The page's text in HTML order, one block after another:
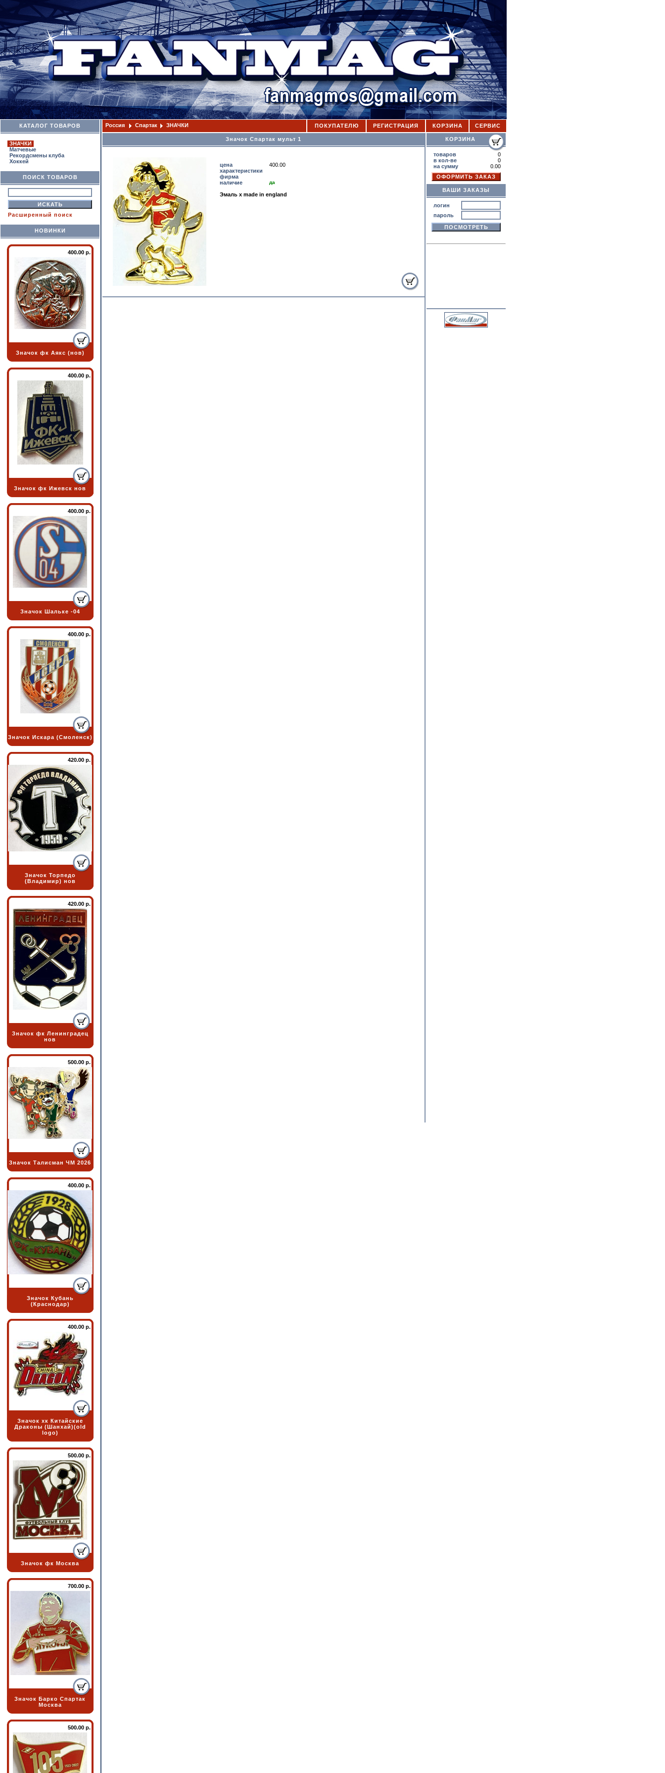
КАТАЛОГ ТОВАРОВ
ЗНАЧКИ
Матчевые
Рекордсмены клуба
Хоккей
ПОИСК ТОВАРОВ
Расширенный поиск
НОВИНКИ
400.00 р.
Значок фк Аякс (нов)
400.00 р.
Значок фк Ижевск нов
400.00 р.
Значок Шальке -04
400.00 р.
Значок Искара (Смоленск)
420.00 р.
Значок Торпедо
(Владимир) нов
420.00 р.
Значок фк Ленинградец
нов
500.00 р.
Значок Талисман ЧМ 2026
400.00 р.
Значок Кубань
(Краснодар)
400.00 р.
Значок хк Китайские
Драконы (Шанхай)(old
logo)
500.00 р.
Значок фк Москва
700.00 р.
Значок Барко Спартак
Москва
500.00 р.
Россия Спартак ЗНАЧКИ ПОКУПАТЕЛЮ РЕГИСТРАЦИЯ КОРЗИНА СЕРВИС
Значок Cпартак мульт 1
цена
400.00
характеристики
фирма
наличие
да
Эмаль х made in england
КОРЗИНА
товаров
0
в кол-ве
0
на сумму
0.00
ВАШИ ЗАКАЗЫ
логин
пароль